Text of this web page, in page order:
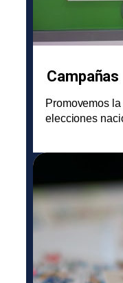
Campañas
Promovemos
elecciones